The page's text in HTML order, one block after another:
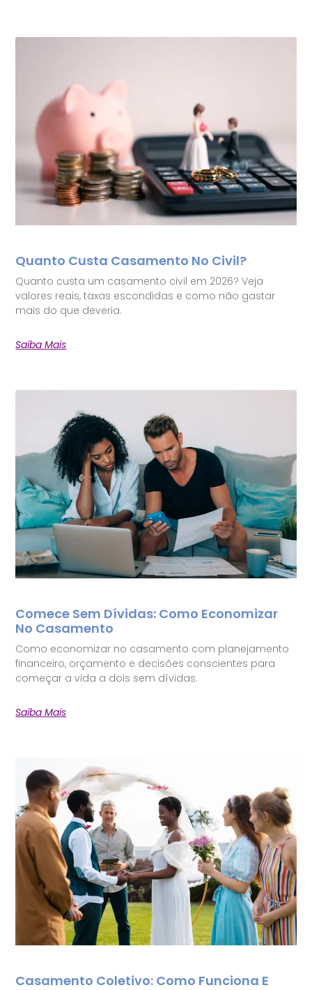
Quanto Custa Casamento No Civil?
Quanto custa um casamento civil em 2026? Veja
valores reais, taxas escondidas e como não gastar
mais do que deveria.
Saiba Mais
Comece Sem Dívidas: Como Economizar
No Casamento
Como economizar no casamento com planejamento
financeiro, orçamento e decisões conscientes para
começar a vida a dois sem dívidas.
Saiba Mais
Casamento Coletivo: Como Funciona E